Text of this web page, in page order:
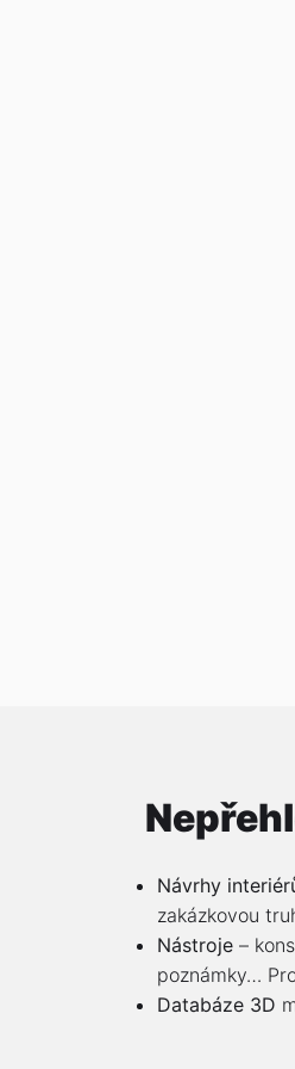
Návrhy
zakázkovou
Nástroje –
poznámky…
Databáze 3D